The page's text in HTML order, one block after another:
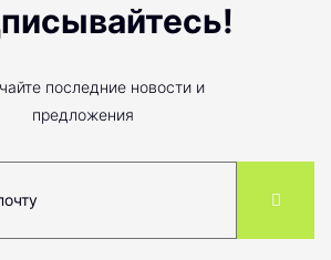
последние новости и
предложения